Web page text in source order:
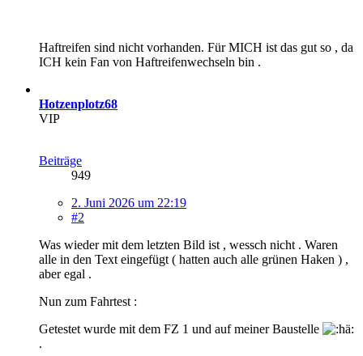
Haftreifen sind nicht vorhanden. Für MICH ist das gut so , da
ICH kein Fan von Haftreifenwechseln bin .
Hotzenplotz68
VIP
Beiträge
949
2. Juni 2026 um 22:19
#2
Was wieder mit dem letzten Bild ist , wessch nicht . Waren
alle in den Text eingefügt ( hatten auch alle grünen Haken ) ,
aber egal .
Nun zum Fahrtest :
Getestet wurde mit dem FZ 1 und auf meiner Baustelle
.